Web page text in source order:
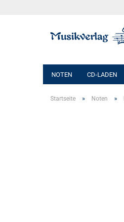
NOTEN CD-LADEN
Startseite » Noten »